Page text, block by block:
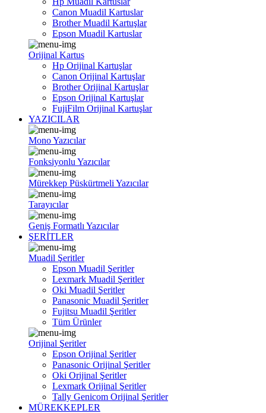
Canon Muadil Kartuslar
Brother Muadil Kartuşlar
Epson Muadil Kartuslar
Orijinal Kartus
Hp Orijinal Kartuşlar
Canon Orijinal Kartuşlar
Brother Orijinal Kartuşlar
Epson Orijinal Kartuşlar
FujiFilm Orijinal Kartuşlar
YAZICILAR
Mono Yazıcılar
Fonksiyonlu Yazıcılar
Mürekkep Püskürtmeli Yazıcılar
Tarayıcılar
Geniş Formatlı Yazıcılar
ŞERİTLER
Muadil Şeritler
Epson Muadil Şeritler
Lexmark Muadil Şeritler
Oki Muadil Şeritler
Panasonic Muadil Şeritler
Fujitsu Muadil Şeritler
Tüm Ürünler
Orijinal Şeritler
Epson Orijinal Şeritler
Panasonic Orijinal Şeritler
Oki Orijinal Şeritler
Lexmark Orijinal Şeritler
Tally Genicom Orijinal Şeritler
MÜREKKEPLER